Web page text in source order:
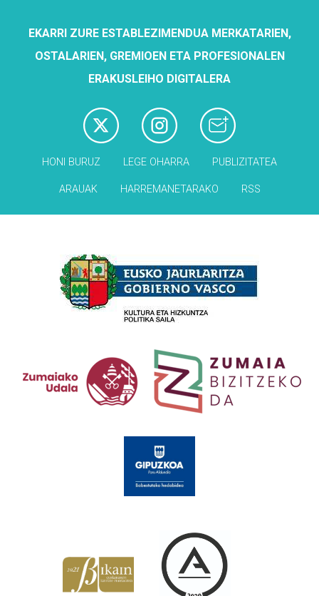
EKARRI ZURE ESTABLEZIMENDUA MERKATARIEN,
OSTALARIEN, GREMIOEN ETA PROFESIONALEN
ERAKUSLEIHO DIGITALERA
HONI BURUZ LEGE OHARRA PUBLIZITATEA
ARAUAK HARREMANETARAKO RSS